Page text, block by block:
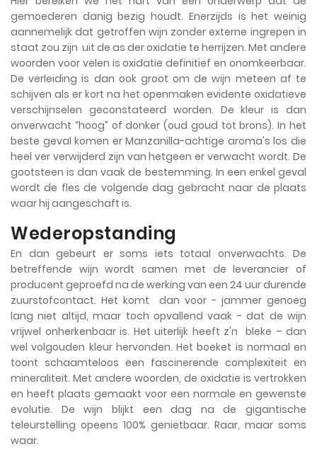
gemoederen danig bezig houdt. Enerzijds is het weinig
aannemelijk dat getroffen wijn zonder externe ingrepen in
staat zou zijn uit de as der oxidatie te herrijzen. Met andere
woorden voor velen is oxidatie definitief en onomkeerbaar.
De verleiding is dan ook groot om de wijn meteen af te
schijven als er kort na het openmaken evidente oxidatieve
verschijnselen geconstateerd worden. De kleur is dan
onverwacht “hoog” of donker (oud goud tot brons). In het
beste geval komen er Manzanilla-achtige aroma's los die
heel ver verwijderd zijn van hetgeen er verwacht wordt. De
gootsteen is dan vaak de bestemming. In een enkel geval
wordt de fles de volgende dag gebracht naar de plaats
waar hij aangeschaft is.
Wederopstanding
En dan gebeurt er soms iets totaal onverwachts. De
betreffende wijn wordt samen met de leverancier of
producent geproefd na de werking van een 24 uur durende
zuurstofcontact. Het komt dan voor - jammer genoeg
lang niet altijd, maar toch opvallend vaak - dat de wijn
vrijwel onherkenbaar is. Het uiterlijk heeft z'n bleke – dan
wel volgouden kleur hervonden. Het boeket is normaal en
toont schaamteloos een fascinerende complexiteit en
mineraliteit. Met andere woorden, de oxidatie is vertrokken
en heeft plaats gemaakt voor een normale en gewenste
evolutie. De wijn blijkt een dag na de gigantische
teleurstelling opeens 100% genietbaar. Raar, maar soms
waar.